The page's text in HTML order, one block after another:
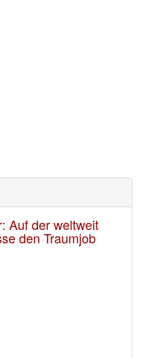
Auf der weltweit
den Traumjob